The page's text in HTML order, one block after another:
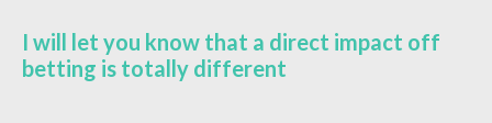
I will let you know that a direct impact off
betting is totally different